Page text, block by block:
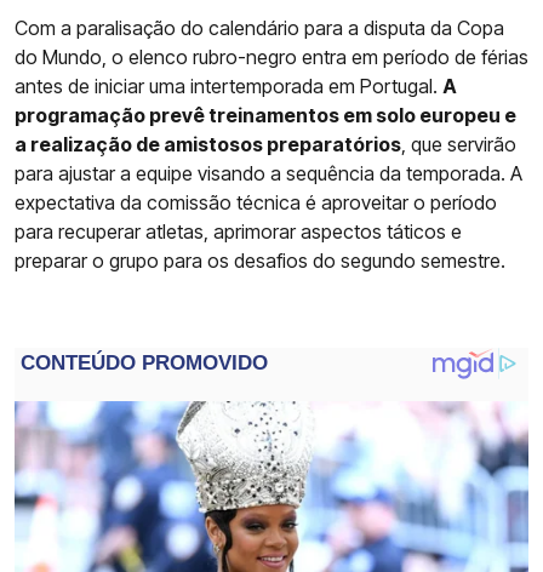
Com a paralisação do calendário para a disputa da Copa
do Mundo, o elenco rubro-negro entra em período de férias
antes de iniciar uma intertemporada em Portugal. A
programação prevê treinamentos em solo europeu e
a realização de amistosos preparatórios , que servirão
para ajustar a equipe visando a sequência da temporada. A
expectativa da comissão técnica é aproveitar o período
para recuperar atletas, aprimorar aspectos táticos e
preparar o grupo para os desafios do segundo semestre.